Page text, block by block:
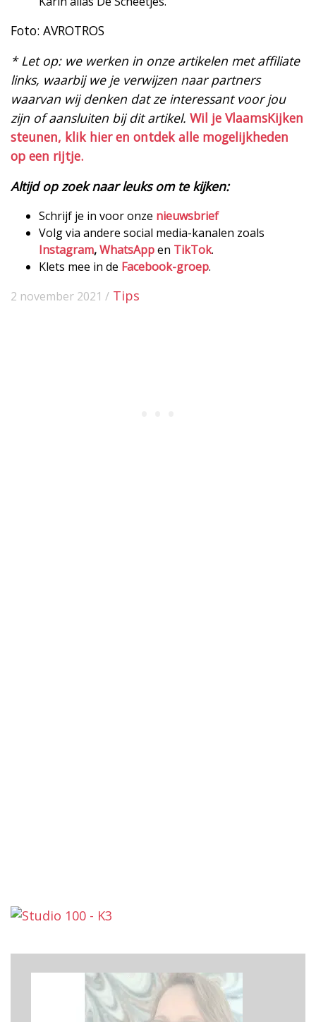
Foto: AVROTROS
* Let op: we werken in onze artikelen met affiliate
links, waarbij we je verwijzen naar partners
waarvan wij denken dat ze interessant voor jou
zijn of aansluiten bij dit artikel. Wil je VlaamsKijken
steunen, klik hier en ontdek alle mogelijkheden
op een rijtje.
Altijd op zoek naar leuks om te kijken:
Schrijf je in voor onze nieuwsbrief
Volg via andere social media-kanalen zoals
Instagram,WhatsAppen TikTok.
Klets mee in de Facebook-groep.
2 november 2021 / Tips